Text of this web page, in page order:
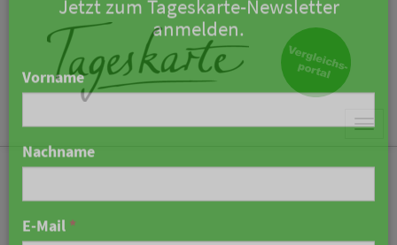
Keine Nachricht mehr
verpassen!
anmelden.